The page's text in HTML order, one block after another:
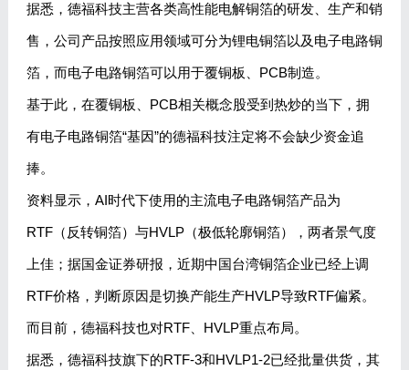
据悉，德福科技主营各类高性能电解铜箔的研发、生产和销
售，公司产品按照应用领域可分为锂电铜箔以及电子电路铜
箔，而电子电路铜箔可以用于覆铜板、PCB制造。
基于此，在覆铜板、PCB相关概念股受到热炒的当下，拥
有电子电路铜箔“基因”的德福科技注定将不会缺少资金追
捧。
资料显示，AI时代下使用的主流电子电路铜箔产品为
RTF（反转铜箔）与HVLP（极低轮廓铜箔），两者景气度
上佳；据国金证券研报，近期中国台湾铜箔企业已经上调
RTF价格，判断原因是切换产能生产HVLP导致RTF偏紧。
而目前，德福科技也对RTF、HVLP重点布局。
据悉，德福科技旗下的RTF-3和HVLP1-2已经批量供货，其